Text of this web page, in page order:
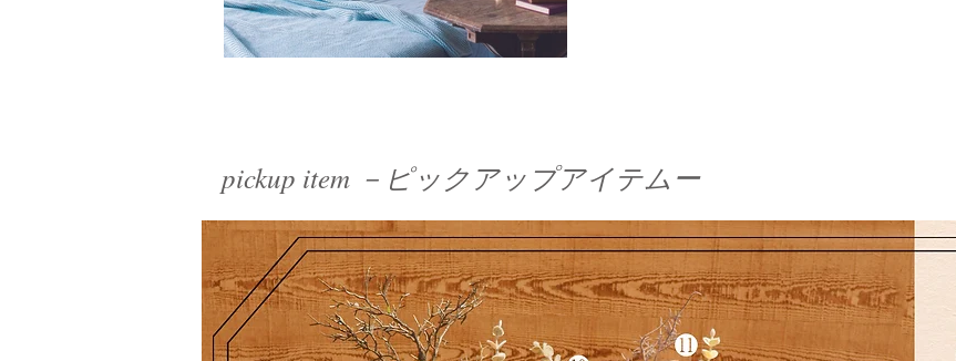
pickup item －ピックアップアイテムー